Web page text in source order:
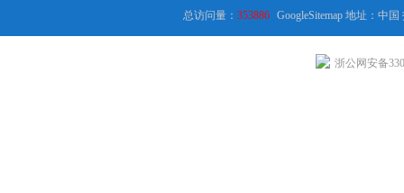
总访问量：353886 GoogleSitemap地址：中国
浙公网安备